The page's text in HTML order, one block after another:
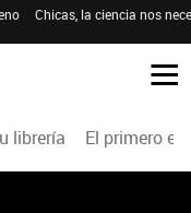
Chicas, la ciencia nos
librería El primero en